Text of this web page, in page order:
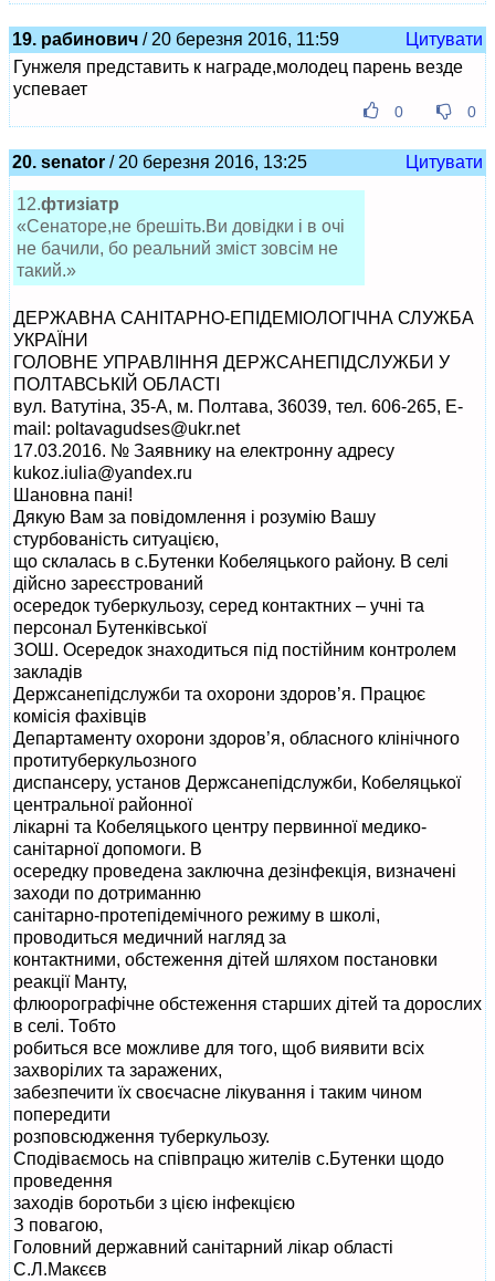
19. рабинович / 20 березня 2016, 11:59
Цитувати
Гунжеля представить к награде,молодец парень везде
успевает
0 0
20. senator / 20 березня 2016, 13:25 Цитувати
12.фтизіатр
«Сенаторе,не брешіть.Ви довідки і в очі
не бачили, бо реальний зміст зовсім не
такий.»
ДЕРЖАВНА САНІТАРНО-ЕПІДЕМІОЛОГІЧНА СЛУЖБА
УКРАЇНИ
ГОЛОВНЕ УПРАВЛІННЯ ДЕРЖСАНЕПІДСЛУЖБИ У
ПОЛТАВСЬКІЙ ОБЛАСТІ
вул. Ватутіна, 35-А, м. Полтава, 36039, тел. 606-265, E-
mail: poltavagudses@ukr.net
17.03.2016. № Заявнику на електронну адресу
kukoz.iulia@yandex.ru
Шановна пані!
Дякую Вам за повідомлення і розумію Вашу
стурбованість ситуацією,
що склалась в с.Бутенки Кобеляцького району. В селі
дійсно зареєстрований
осередок туберкульозу, серед контактних – учні та
персонал Бутенківської
ЗОШ. Осередок знаходиться під постійним контролем
закладів
Держсанепідслужби та охорони здоров’я. Працює
комісія фахівців
Департаменту охорони здоров’я, обласного клінічного
протитуберкульозного
диспансеру, установ Держсанепідслужби, Кобеляцької
центральної районної
лікарні та Кобеляцького центру первинної медико-
санітарної допомоги. В
осередку проведена заключна дезінфекція, визначені
заходи по дотриманню
санітарно-протепідемічного режиму в школі,
проводиться медичний нагляд за
контактними, обстеження дітей шляхом постановки
реакції Манту,
флюорографічне обстеження старших дітей та дорослих
в селі. Тобто
робиться все можливе для того, щоб виявити всіх
захворілих та заражених,
забезпечити їх своєчасне лікування і таким чином
попередити
розповсюдження туберкульозу.
Сподіваємось на співпрацю жителів с.Бутенки щодо
проведення
заходів боротьби з цією інфекцією
З повагою,
Головний державний санітарний лікар області
С.Л.Макєєв